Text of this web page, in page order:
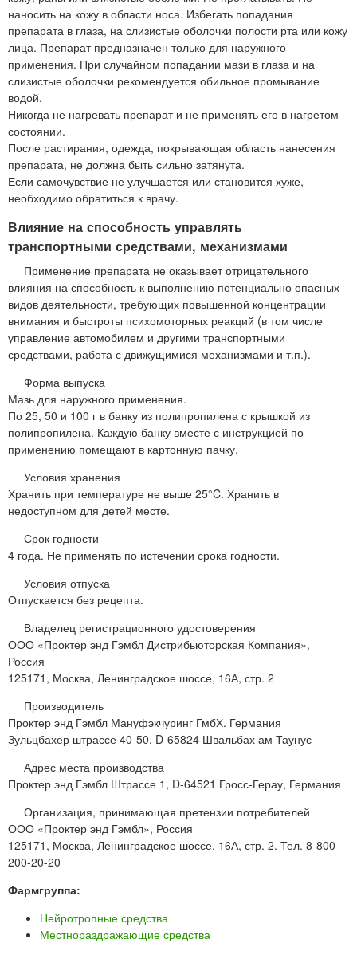
наносить на кожу в области носа. Избегать попадания
препарата в глаза, на слизистые оболочки полости рта или кожу
лица. Препарат предназначен только для наружного
применения. При случайном попадании мази в глаза и на
слизистые оболочки рекомендуется обильное промывание
водой.
Никогда не нагревать препарат и не применять его в нагретом
состоянии.
После растирания, одежда, покрывающая область нанесения
препарата, не должна быть сильно затянута.
Если самочувствие не улучшается или становится хуже,
необходимо обратиться к врачу.
Влияние на способность управлять
транспортными средствами, механизмами
Применение препарата не оказывает отрицательного
влияния на способность к выполнению потенциально опасных
видов деятельности, требующих повышенной концентрации
внимания и быстроты психомоторных реакций (в том числе
управление автомобилем и другими транспортными
средствами, работа с движущимися механизмами и т.п.).
Форма выпуска
Мазь для наружного применения.
По 25, 50 и 100 г в банку из полипропилена с крышкой из
полипропилена. Каждую банку вместе с инструкцией по
применению помещают в картонную пачку.
Условия хранения
Хранить при температуре не выше 25°C. Хранить в
недоступном для детей месте.
Срок годности
4 года. Не применять по истечении срока годности.
Условия отпуска
Отпускается без рецепта.
Владелец регистрационного удостоверения
ООО «Проктер энд Гэмбл Дистрибьюторская Компания»,
Россия
125171, Москва, Ленинградское шоссе, 16А, стр. 2
Производитель
Проктер энд Гэмбл Мануфэкчуринг ГмбХ. Германия
Зульцбахер штрассе 40-50, D-65824 Швальбах ам Таунус
Адрес места производства
Проктер энд Гэмбл Штрассе 1, D-64521 Гросс-Герау, Германия
Организация, принимающая претензии потребителей
ООО «Проктер энд Гэмбл», Россия
125171, Москва, Ленинградское шоссе, 16А, стр. 2. Тел. 8-800-
200-20-20
Фармгруппа:
Нейротропные средства
Местнораздражающие средства